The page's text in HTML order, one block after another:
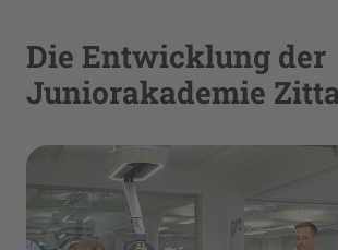
Die Entwicklung der
Juniorakademie